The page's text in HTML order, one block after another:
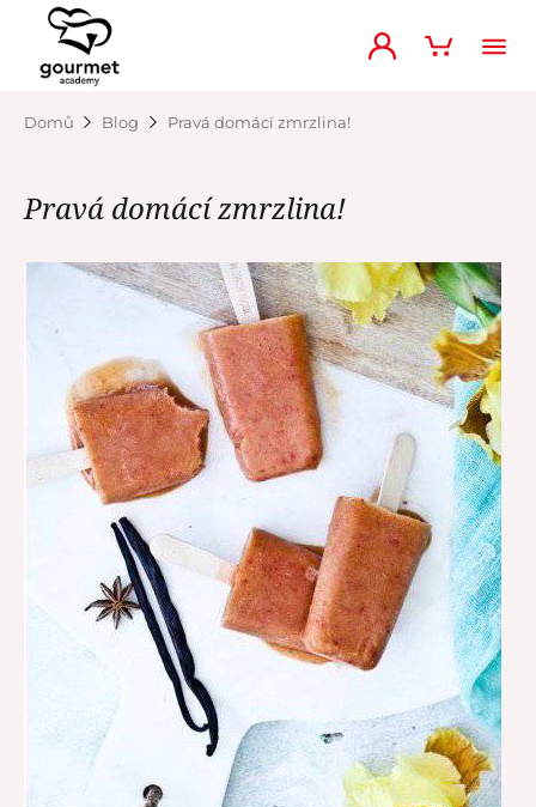
Domů Blog Pravá domácí zmrzlina!
Pravá domácí zmrzlina!